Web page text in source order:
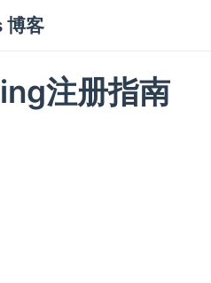
博客
注册指南